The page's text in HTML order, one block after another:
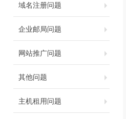
域名注册问题
企业邮局问题
网站推广问题
其他问题
主机租用问题